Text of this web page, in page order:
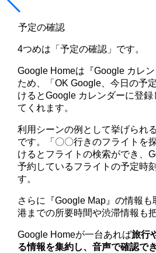
予定の確認
4つめは「予定の確認」です。
Google Homeは『Google カレ
ため、「OK Google、今日の予
けるとGoogle カレンダーに登録
てくれます。
利用シーンの例として挙げられ
です。「〇〇行きのフライトを
けるとフライトの検索ができ、
予約しているフライトの予定時
す。
さらに『Google Map』の情報
港までの所要時間や渋滞情報も
Google Homeが一台あれば旅行
る情報を集約し、音声で確認で